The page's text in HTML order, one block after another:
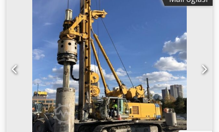
570 kW - Dodatno : vibratori MR 125 V, KDK 232 S, DKS
100/200 - Oprema: metoda vibriranja, bušenje Kelly i SOB,
Stroj je u izvrsnom stanju i spreman za korištenje.